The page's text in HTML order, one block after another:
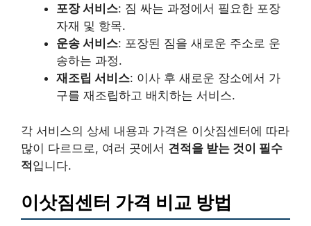
포장 서비스: 짐 싸는 과정에서 필요한 포장
자재 및 항목.
운송 서비스: 포장된 짐을 새로운 주소로 운
송하는 과정.
재조립 서비스: 이사 후 새로운 장소에서 가
구를 재조립하고 배치하는 서비스.
각 서비스의 상세 내용과 가격은 이삿짐센터에 따라
많이 다르므로, 여러 곳에서 견적을 받는 것이 필수
적입니다.
이삿짐센터 가격 비교 방법